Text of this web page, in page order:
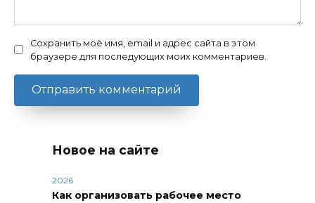
Сохранить моё имя, email и адрес сайта в этом
браузере для последующих моих комментариев.
Новое на сайте
2026
Как организовать рабочее место